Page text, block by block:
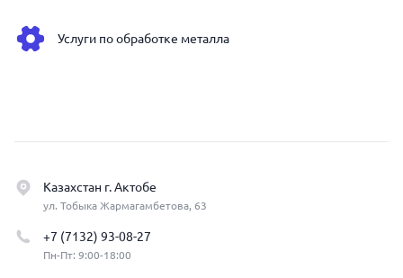
Услуги по обработке металла
Казахстан г. Актобе
ул. Тобыка Жармагамбетова, 63
+7 (7132) 93-08-27
Пн-Пт: 9:00-18:00